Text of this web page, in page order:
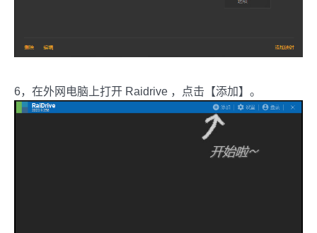
6，在外网电脑上打开 Raidrive ，点击【添加】。